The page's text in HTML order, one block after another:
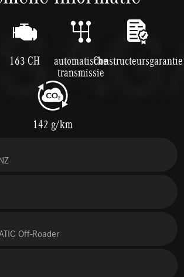
163 CH automatische
transmissie
Constructeursgarantie
142 g/km
Off-Roader